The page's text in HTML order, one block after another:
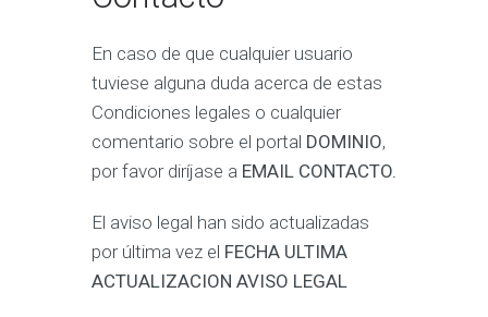
En caso de que cualquier usuario
tuviese alguna duda acerca de estas
Condiciones legales o cualquier
comentario sobre el portal DOMINIO,
por favor diríjase a EMAIL CONTACTO.
El aviso legal han sido actualizadas
por última vez el FECHA ULTIMA
ACTUALIZACION AVISO LEGAL